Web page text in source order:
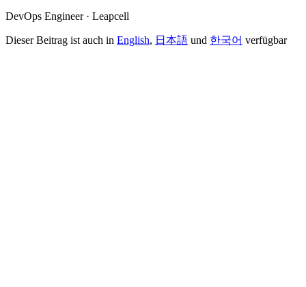
DevOps Engineer · Leapcell
Dieser Beitrag ist auch in English, 日本語 und 한국어 verfügbar